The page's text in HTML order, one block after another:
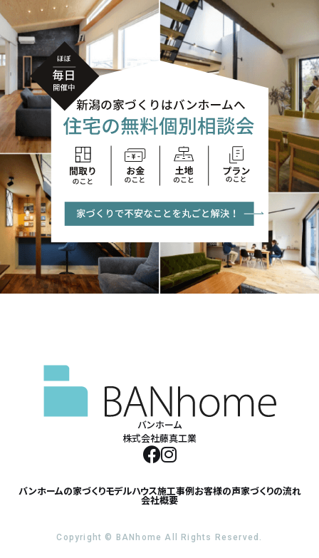
バンホーム
株式会社藤真工業
バンホームの家づくりモデルハウス施工事例お客様の声家づくりの流れ
会社概要
Copyright © BANhome All Rights Reserved.